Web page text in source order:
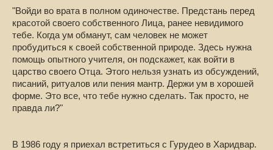
"Войди во врата в полном одиночестве. Предстань перед
красотой своего собственного Лица, ранее невидимого
тебе. Когда ум обманут, сам человек не может
пробудиться к своей собственной природе. Здесь нужна
помощь опытного учителя, он подскажет, как войти в
царство своего Отца. Этого нельзя узнать из обсуждений,
писаний, ритуалов или пения мантр. Держи ум в хорошей
форме. Это все, что тебе нужно сделать. Так просто, не
правда ли?"
В 1986 году я приехал встретиться с Гурудео в Харидвар.